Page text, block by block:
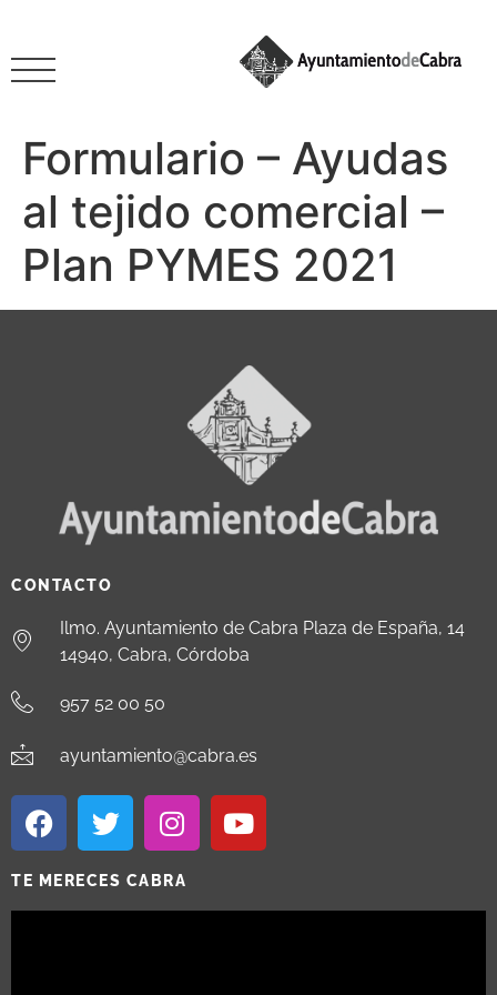
Formulario – Ayudas
al tejido comercial –
Plan PYMES 2021
CONTACTO
Ilmo. Ayuntamiento de Cabra Plaza de España, 14
14940, Cabra, Córdoba
957 52 00 50
ayuntamiento@cabra.es
TE MERECES CABRA